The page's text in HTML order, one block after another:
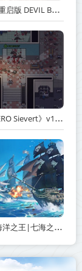
《恶魔之刃：重启版 DEVIL BLADE REBOOT》v1.2.4-免安装中文版丨中文版网盘下载
《零希沃特 ZERO Sievert》v1.2.59-免安装中文版丨中文版网盘下载
《海上霸主|海洋之王|七海之王 King of Seas》v1.20-免安装中文版丨中文版网盘下载